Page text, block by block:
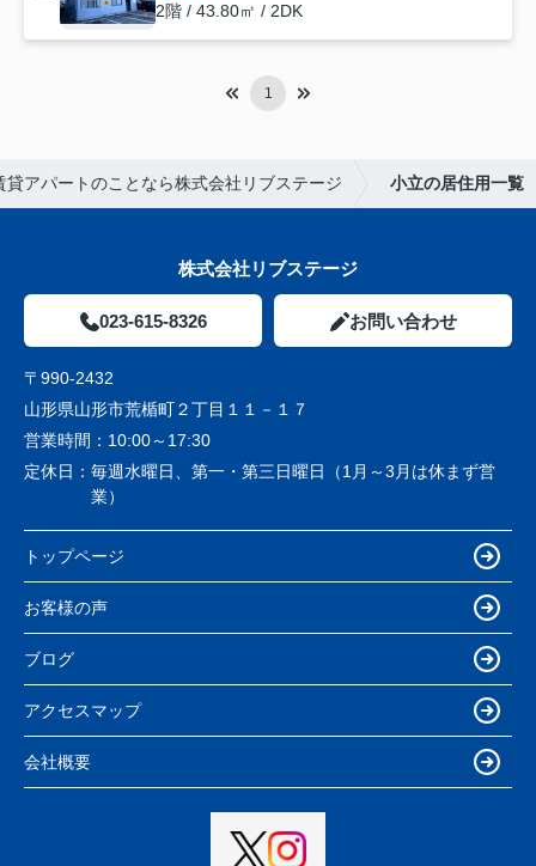
2階 / 43.80㎡ / 2DK
1
貸アパートのことなら株式会社リブステージ 小立の居住用一覧
株式会社リブステージ
023-615-8326 お問い合わせ
〒990-2432
山形県山形市荒楯町２丁目１１－１７
営業時間： 10:00～17:30
定休日： 毎週水曜日、第一・第三日曜日（1月～3月は休まず営
業）
トップページ
お客様の声
ブログ
アクセスマップ
会社概要